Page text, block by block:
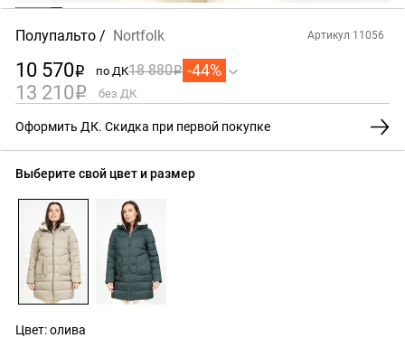
Полупальто Nortfolk Артикул 11056
10 570i по ДК18 880i -44%
13 210i без ДК
Оформить ДК. Скидка при первой покупке
Выберите свой цвет и размер
Цвет: олива